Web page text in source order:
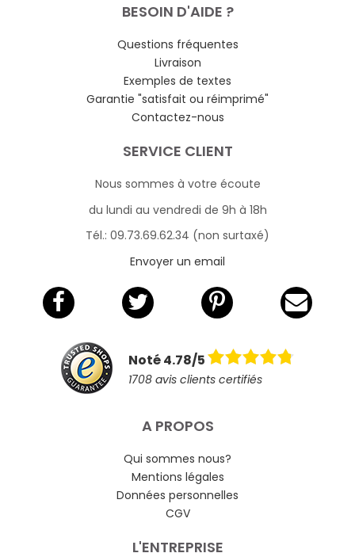
BESOIN D'AIDE ?
Questions fréquentes
Livraison
Exemples de textes
Garantie "satisfait ou réimprimé"
Contactez-nous
SERVICE CLIENT
Nous sommes à votre écoute
du lundi au vendredi de 9h à 18h
Tél.: 09.73.69.62.34 (non surtaxé)
Envoyer un email
Noté 4.78/5
1708 avis clients certifiés
A PROPOS
Qui sommes nous?
Mentions légales
Données personnelles
CGV
L'ENTREPRISE